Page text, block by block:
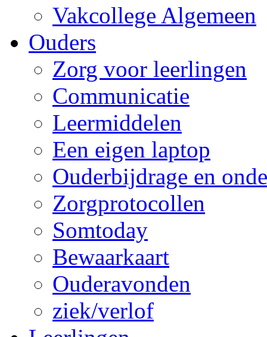
Vakcollege Algemeen
Ouders
Zorg voor leerlingen
Communicatie
Leermiddelen
Een eigen laptop
Ouderbijdrage en
Zorgprotocollen
Somtoday
Bewaarkaart
Ouderavonden
ziek/verlof